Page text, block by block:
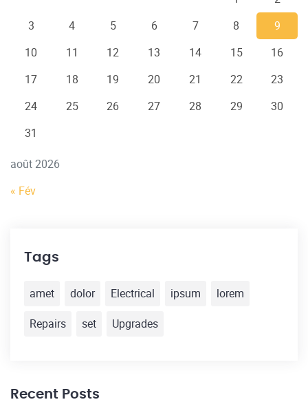
août 2026
3
4 5 6 7 8
9
10
11 12 13 14 15
16
17
18 19 20 21 22
23
24
25 26 27 28 29
30
31
« Fév
Tags
amet dolor Electrical ipsum
lorem
Repairs
set Upgrades
Recent Posts